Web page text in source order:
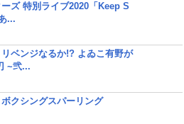
ズ 特別ライブ2020「Keep S
...
リベンジなるか!? よゐこ有野が
~弐...
クシングスパーリング